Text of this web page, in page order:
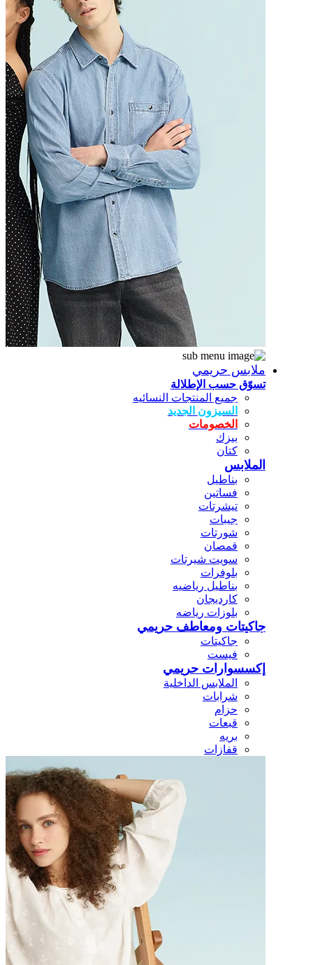
ملابس حريمي
تسوّق حسب الإطلالة
جميع المنتجات النسائيه
السيزون الجديد
الخصومات
بيزك
كتان
الملابس
بناطيل
فساتين
تيشرتات
جيبات
شورتات
قمصان
سويت شيرتات
بلوفرات
بناطيل رياضيه
كارديجان
بلوزات رياضه
جاكيتات ومعاطف حريمي
جاكيتات
فيست
إكسسوارات حريمي
الملابس الداخلية
شرابات
حزام
قبعات
بريه
قفازات